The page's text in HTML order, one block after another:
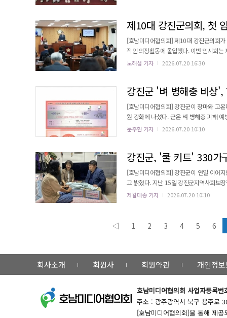
제10대 강진군의회, 첫
[호남미디어협의회] 제10대 강진군의회
적인 의정활동에 돌입했다. 이번 임시회는 제10대 강진군의회 개원 이후 처음 열린 회기로, 민선 9기 군정 주요 업무보
고를 청취하고 조례안 등 각종 안건을 심의·의결하는
노해섭 기자 2026.07.20 16:30
강진군 '벼 병해충 비상
[호남미디어협의회] 강진군이 장마와 고
원 강화에 나섰다. 군은 벼 병해충 피해
기간’으로 지정하고 집중 예찰과 방제 지도를 진행한다고 밝혔다. 군은 올해
문주현 기자 2026.07.20 10:10
강진군, '쿨 키트' 330가
[호남미디어협의회] 강진군이 연일 이어
고 밝혔다. 지난 15일 강진군지역사회보장협의체와 함께 폭염 취약계층 가구를 직접 찾아 '2026년 폭염 대비 무더위
안심 쿨 키트'를 전달하고 건강 상태 및 생활 여건을 확인했다. 현장 방문에는 양
제갈대종 기자 2026.07.20 10:10
◁ 1 2 3 4 5 6
회사소개 회원사 회원약관 개인정
호남미디어협의회 사업자등록
주소 : 광주광역시 북구 용주
[호남미디어협의회]을 통해 제